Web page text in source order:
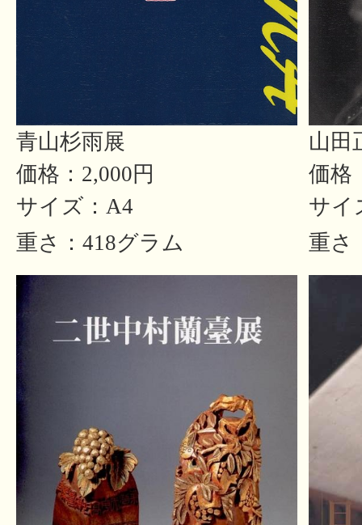
青山杉雨展
価格：2,000円
サイズ：A4
重さ：418グラム
山田
価格
サイ
重さ